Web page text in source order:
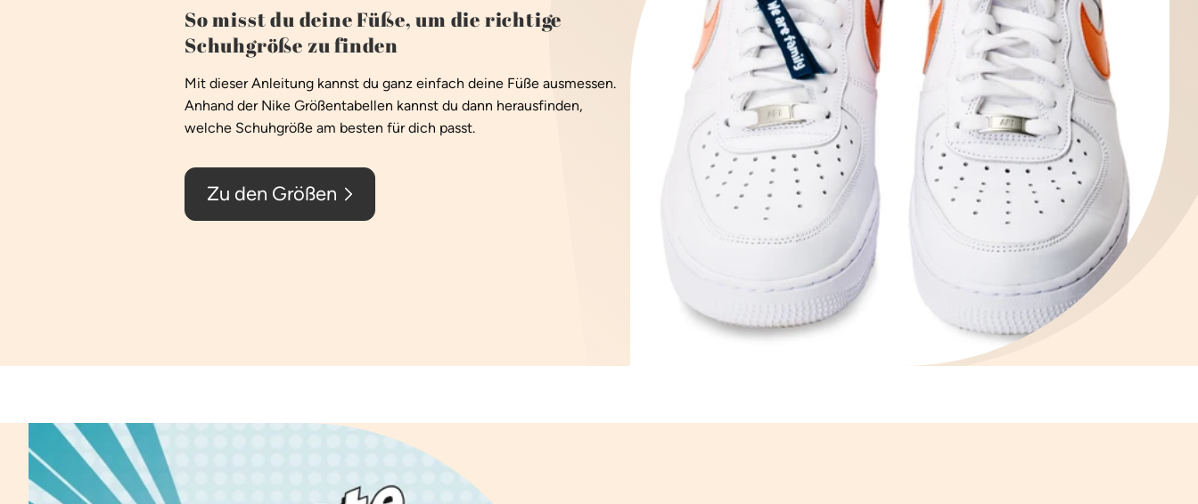
So misst du deine Füße, um die richtige
Schuhgröße zu finden
Mit dieser Anleitung kannst du ganz einfach deine Füße ausmessen.
Anhand der Nike Größentabellen kannst du dann herausfinden,
welche Schuhgröße am besten für dich passt.
Zu den Größen